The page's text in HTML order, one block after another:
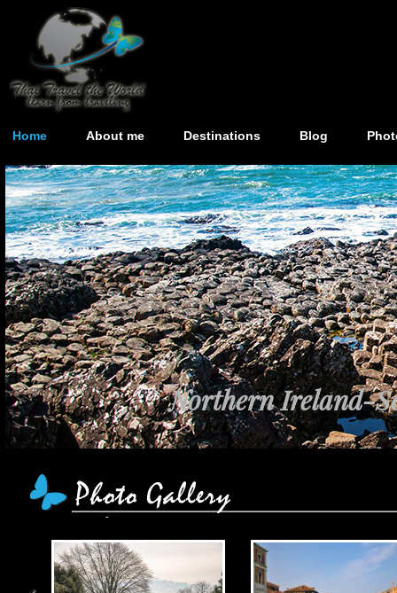
Home About me Destinations Blog
Northern Ireland-